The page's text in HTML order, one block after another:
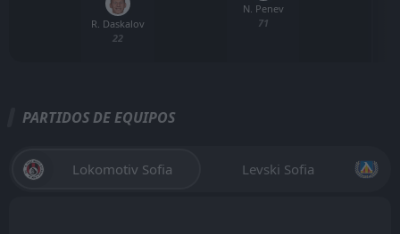
R. Daskalov
22
N. Penev
71
PARTIDOS DE EQUIPOS
Lokomotiv Sofia Levski Sofia